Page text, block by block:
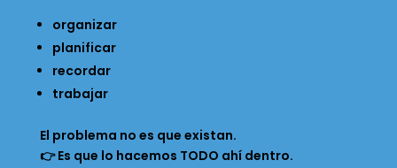
organizar
planificar
recordar
trabajar
El problema no es que existan.
👉 Es que lo hacemos TODO ahí dentro.